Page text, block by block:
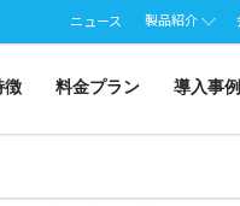
ニュース 製品紹介
徴 料金プラン 導入事例